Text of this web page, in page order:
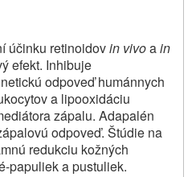
účinku retinoidovin vivoain
efekt. Inhibuje
odpoveď humánnych
a lipooxidáciu
zápalu. Adapalén
odpoveď. Štúdie na
redukciu kožných
papuliek a pustuliek.